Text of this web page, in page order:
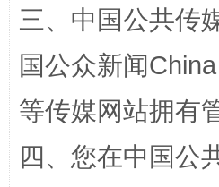
国家大学科技园优化重塑
三、中国公共传
国公众新闻
等传媒网站拥有
四、您在中国公